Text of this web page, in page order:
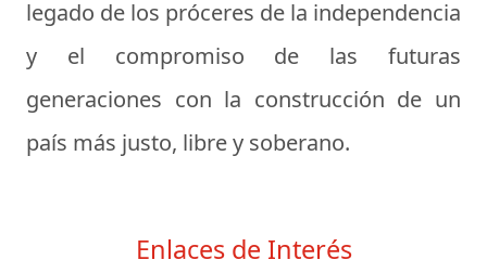
legado de los próceres de la independencia
y el compromiso de las futuras
generaciones con la construcción de un
país más justo, libre y soberano.
Enlaces de Interés